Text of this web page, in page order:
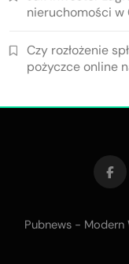
nieruchomości w
Czy rozłożenie
pożyczce online
Pubnews - Modern